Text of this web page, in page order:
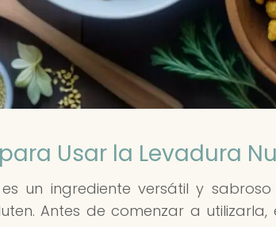
Usar la Levadura
un ingrediente versátil y
Antes de comenzar a